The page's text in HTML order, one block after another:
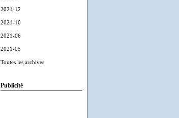
2021-12
2021-10
2021-06
2021-05
Toutes les archives
Publicité